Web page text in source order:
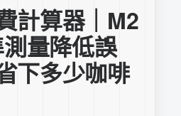
計算器｜M2
量降低誤
下多少咖啡